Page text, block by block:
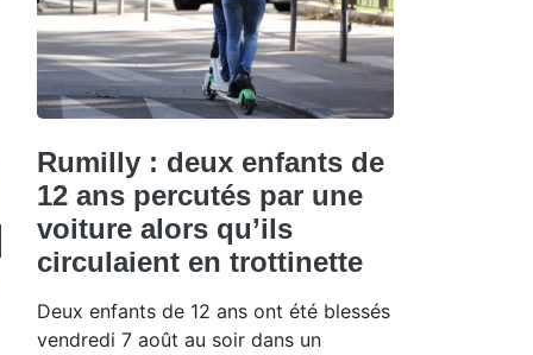
Rumilly : deux enfants de
12 ans percutés par une
voiture alors qu’ils
circulaient en trottinette
Deux enfants de 12 ans ont été blessés
vendredi 7 août au soir dans un